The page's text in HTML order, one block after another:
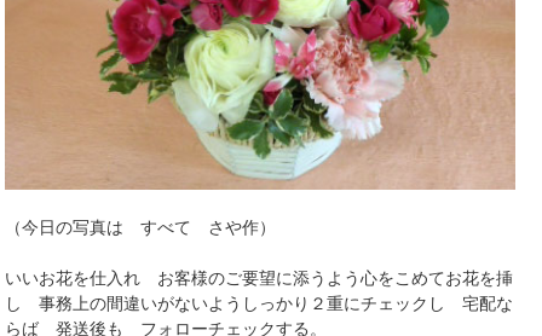
（今日の写真は すべて さや作）
いいお花を仕入れ お客様のご要望に添うよう心をこめてお花を挿
し 事務上の間違いがないようしっかり２重にチェックし 宅配な
らば 発送後も フォローチェックする。